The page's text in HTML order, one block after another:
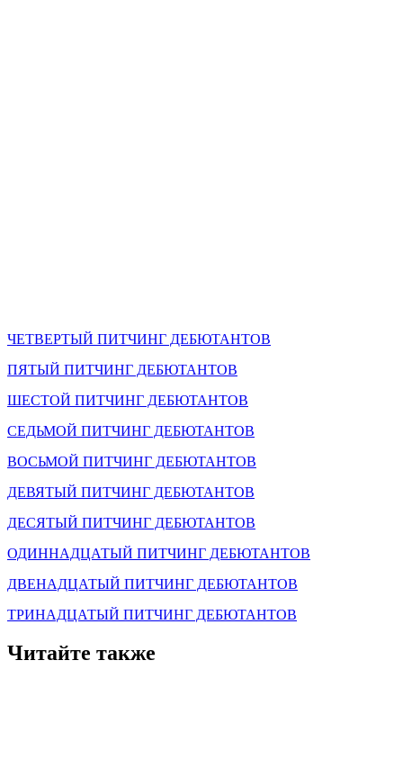
ЧЕТВЕРТЫЙ ПИТЧИНГ ДЕБЮТАНТОВ
ПЯТЫЙ ПИТЧИНГ ДЕБЮТАНТОВ
ШЕСТОЙ ПИТЧИНГ ДЕБЮТАНТОВ
СЕДЬМОЙ ПИТЧИНГ ДЕБЮТАНТОВ
ВОСЬМОЙ ПИТЧИНГ ДЕБЮТАНТОВ
ДЕВЯТЫЙ ПИТЧИНГ ДЕБЮТАНТОВ
ДЕСЯТЫЙ ПИТЧИНГ ДЕБЮТАНТОВ
ОДИННАДЦАТЫЙ ПИТЧИНГ ДЕБЮТАНТОВ
ДВЕНАДЦАТЫЙ ПИТЧИНГ ДЕБЮТАНТОВ
ТРИНАДЦАТЫЙ ПИТЧИНГ ДЕБЮТАНТОВ
Читайте также